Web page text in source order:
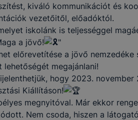
kiváló kommunikációt és
vezetőitől, előadóktól.
iskolánk is teljességgel
a jövő!
"
előrevetítése a jövő nemzedéke
megajánlani!
hogy 2023. november
Kiállításon!
megnyitóval. Már ekkor
Nem csoda, hiszen a